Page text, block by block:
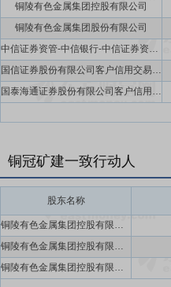
铜陵有色金属集团控股有限公司
铜陵有色金属集团股份有限公司
中信证券资管-中信银行-中信证券资管铜冠矿建员工参与北交所战略配售集合资产管理计划
国信证券股份有限公司客户信用交易担保证券账户
国泰海通证券股份有限公司客户信用交易担保证券账户
铜冠矿建一致行动人
股东名称
铜陵有色金属集团控股有限公司,铜陵有色金属集团股份有限公司,铜冠投资(上海)有限公司
铜陵有色金属集团控股有限公司,铜陵有色金属集团股份有限公司
铜陵有色金属集团控股有限公司,铜陵有色金属集团股份有限公司,铜冠投资(上海)有限公司